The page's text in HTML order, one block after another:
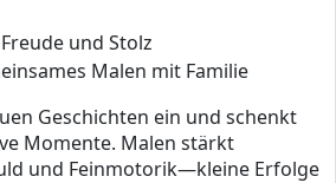
und Stolz
Malen mit Familie
Geschichten ein und schenkt
Momente. Malen stärkt
und Feinmotorik—kleine Erfolge